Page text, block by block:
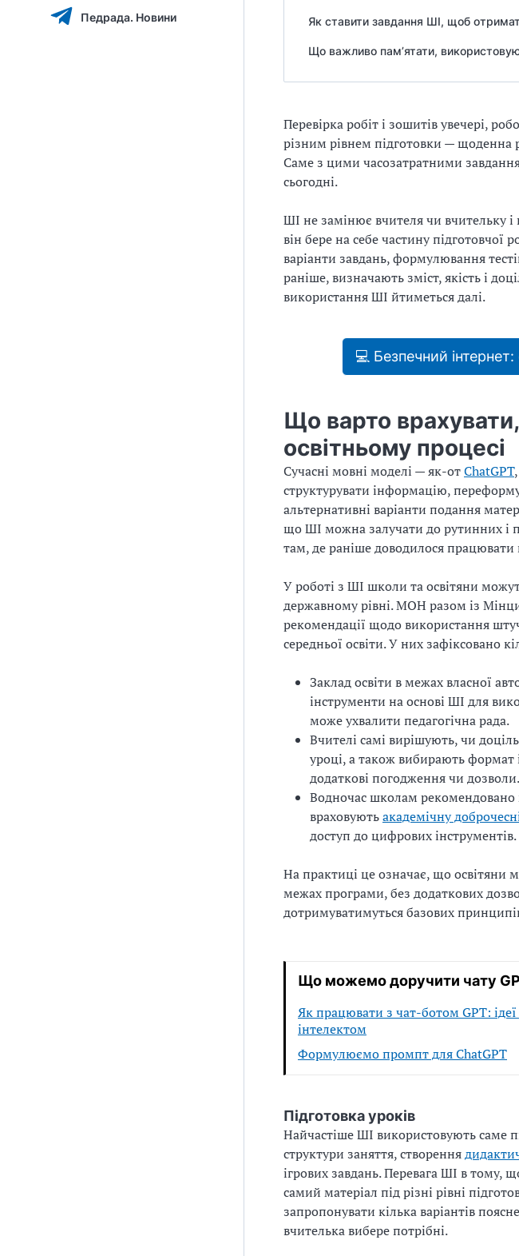
Педрада. Новини Як ставити завдання ШІ, щоб
Що важливо пам’ятати,
Перевірка робіт і зошитів увечері,
різним рівнем підготовки — щоденна
Саме з цими часозатратними
сьогодні.
ШІ не замінює вчителя чи вчительку
він бере на себе частину підготовчої
варіанти завдань, формулювання
раніше, визначають зміст, якість і
використання ШІ йтиметься далі.
💻 Безпечний
Що варто
освітньому процесі
Сучасні мовні моделі — як-отChatGPT
структурувати інформацію,
альтернативні варіанти подання
що ШІ можна залучати до рутинних і
там, де раніше доводилося працювати
У роботі з ШІ школи та освітяни
державному рівні. МОН разом із
рекомендації щодо використання
середньої освіти. У них зафіксовано
Заклад освіти в межах власної
інструменти на основі ШІ для
може ухвалити педагогічна рада.
Вчителі самі вирішують, чи
уроці, а також вибирають формат
додаткові погодження чи дозволи.
Водночас школам рекомендовано
враховуютьакадемічну
доступ до цифрових інструментів.
На практиці це означає, що освітяни
межах програми, без додаткових
дотримуватимуться базових
Що можемо доручити чату
Як працювати з чат-ботом GPT:
інтелектом
Формулюємо промпт для ChatGPT
Підготовка уроків
Найчастіше ШІ використовують саме
структури заняття, створення
ігрових завдань. Перевага ШІ в тому,
самий матеріал під різні рівні
запропонувати кілька варіантів
вчителька вибере потрібні.